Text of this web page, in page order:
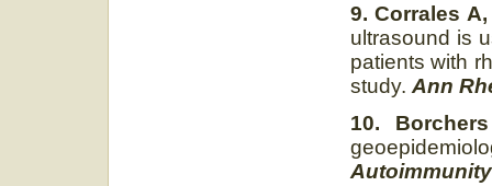
9. Corrales
ultrasound is
patients with
study. Ann
10.